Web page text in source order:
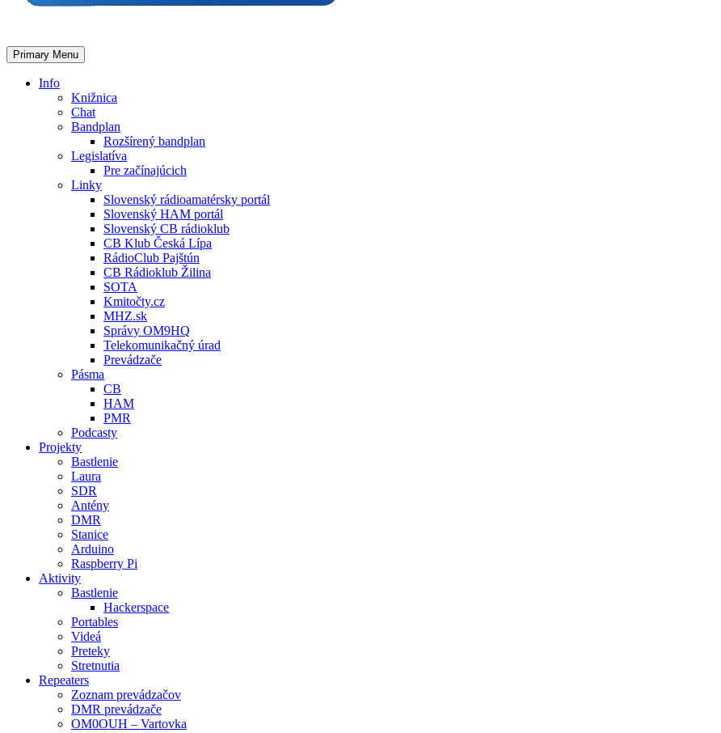
Primary Menu
Info
Knižnica
Chat
Bandplan
Rozšírený bandplan
Legislatíva
Pre začínajúcich
Linky
Slovenský rádioamatérsky portál
Slovenský HAM portál
Slovenský CB rádioklub
CB Klub Česká Lípa
RádioClub Pajštún
CB Rádioklub Žilina
SOTA
Kmitočty.cz
MHZ.sk
Správy OM9HQ
Telekomunikačný úrad
Prevádzače
Pásma
CB
HAM
PMR
Podcasty
Projekty
Bastlenie
Laura
SDR
Antény
DMR
Stanice
Arduino
Raspberry Pi
Aktivity
Bastlenie
Hackerspace
Portables
Videá
Preteky
Stretnutia
Repeaters
Zoznam prevádzačov
DMR prevádzače
OM0OUH – Vartovka